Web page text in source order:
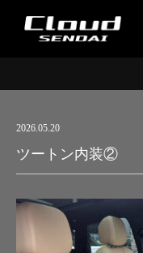
2026.05.20
ツートン内装②